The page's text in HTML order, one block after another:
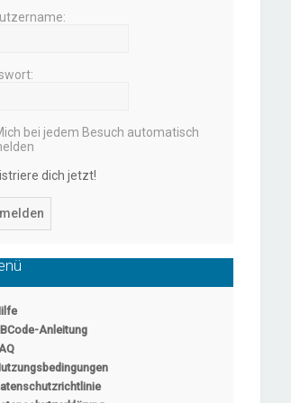
bei jedem Besuch automatisch
dich jetzt!
Anleitung